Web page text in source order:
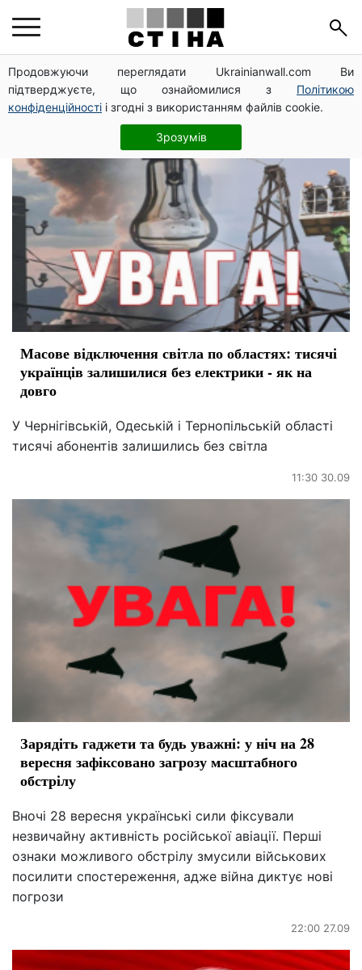
Продовжуючи переглядати Ukrainianwall.com Ви
підтверджуєте, що ознайомилися з Політикою
конфіденційності і згодні з використанням файлів cookie.
Зрозумів
обстрел
Масове відключення світла по областях: тисячі
українців залишилися без електрики - як на
довго
У Чернігівській, Одеській і Тернопільській області
тисячі абонентів залишились без світла
11:30 30.09
Зарядіть гаджети та будь уважні: у ніч на 28
вересня зафіксовано загрозу масштабного
обстрілу
Вночі 28 вересня українські сили фіксували
незвичайну активність російської авіації. Перші
ознаки можливого обстрілу змусили військових
посилити спостереження, адже війна диктує нові
погрози
22:00 27.09